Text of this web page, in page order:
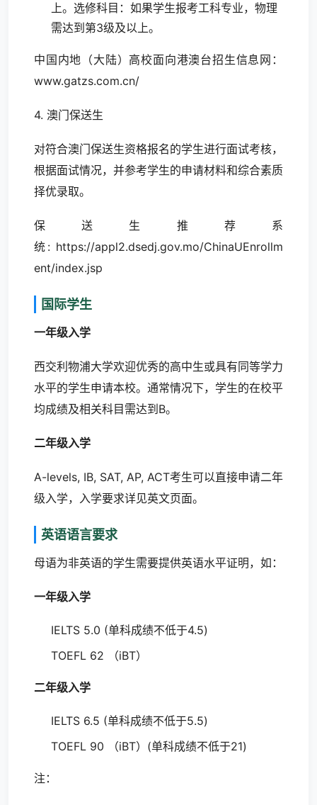
上。选修科目：如果学生报考工科专业，物理
需达到第3级及以上。
中国内地（大陆）高校面向港澳台招生信息网：
www.gatzs.com.cn/
4. 澳门保送生
对符合澳门保送生资格报名的学生进行面试考核，
根据面试情况，并参考学生的申请材料和综合素质
择优录取。
保送生推荐系
统: https://appl2.dsedj.gov.mo/ChinaUEnrollm
ent/index.jsp
国际学生
一年级入学
西交利物浦大学欢迎优秀的高中生或具有同等学力
水平的学生申请本校。通常情况下，学生的在校平
均成绩及相关科目需达到B。
二年级入学
A-levels, IB, SAT, AP, ACT考生可以直接申请二年
级入学，入学要求详见英文页面。
英语语言要求
母语为非英语的学生需要提供英语水平证明，如：
一年级入学
IELTS 5.0 (单科成绩不低于4.5)
TOEFL 62 （iBT）
二年级入学
IELTS 6.5 (单科成绩不低于5.5)
TOEFL 90 （iBT）(单科成绩不低于21)
注：